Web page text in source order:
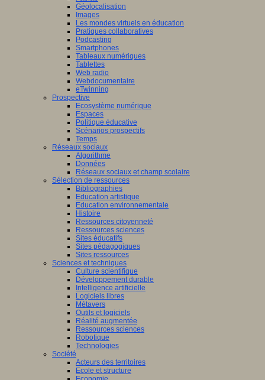
Géolocalisation
Images
Les mondes virtuels en éducation
Pratiques collaboratives
Podcasting
Smartphones
Tableaux numériques
Tablettes
Web radio
Webdocumentaire
eTwinning
Prospective
Ecosystème numérique
Espaces
Politique éducative
Scénarios prospectifs
Temps
Réseaux sociaux
Algorithme
Données
Réseaux sociaux et champ scolaire
Sélection de ressources
Bibliographies
Education artistique
Education environnementale
Histoire
Ressources citoyenneté
Ressources sciences
Sites éducatifs
Sites pédagogiques
Sites ressources
Sciences et techniques
Culture scientifique
Développement durable
Intelligence artificielle
Logiciels libres
Métavers
Outils et logiciels
Réalité augmentée
Ressources sciences
Robotique
Technologies
Société
Acteurs des territoires
Ecole et structure